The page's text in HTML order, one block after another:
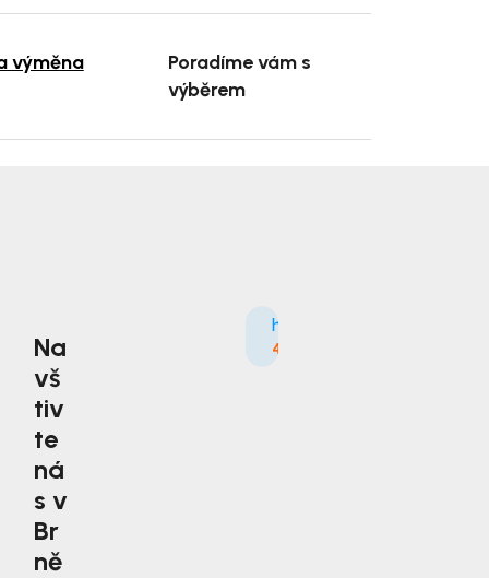
výměna
Poradíme vám s
výběrem
Na
vš
tiv
te
ná
s v
Br
ně
4.9